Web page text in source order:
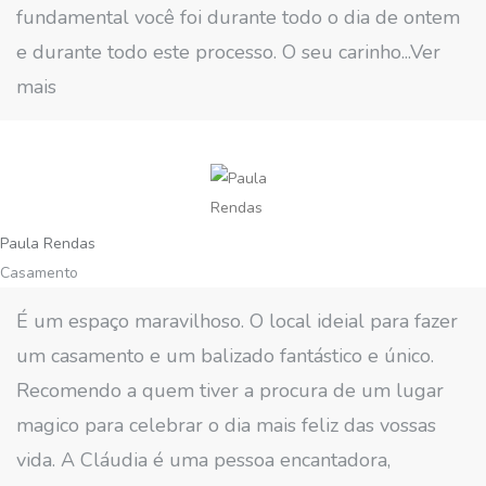
fundamental você foi durante todo o dia de ontem
e durante todo este processo. O seu carinho...Ver
mais
Paula Rendas
Casamento
É um espaço maravilhoso. O local ideial para fazer
um casamento e um balizado fantástico e único.
Recomendo a quem tiver a procura de um lugar
magico para celebrar o dia mais feliz das vossas
vida. A Cláudia é uma pessoa encantadora,